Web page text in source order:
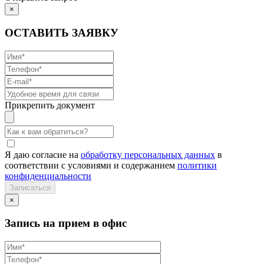
×
ОСТАВИТЬ ЗАЯВКУ
Прикрепить документ
Я даю согласие на обработку персональных данных в
соответствии с условиями и содержанием политики
конфиденциальности
×
Запись на прием в офис